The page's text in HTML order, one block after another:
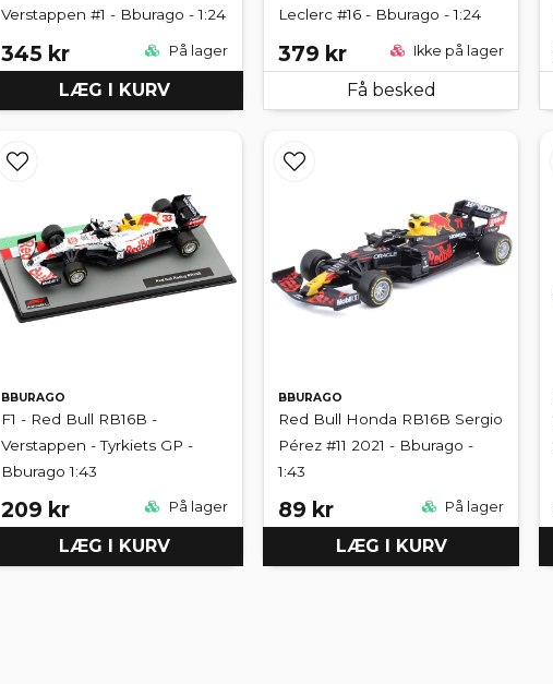
Verstappen #1 - Bburago - 1:24
345 kr På lager
LÆG I KURV
Leclerc #16 - Bburago - 1:24
379 kr Ikke på lager
Få besked
BBURAGO
F1 - Red Bull RB16B -
Verstappen - Tyrkiets GP -
Bburago 1:43
209 kr På lager
LÆG I KURV
BBURAGO
Red Bull Honda RB16B Sergio
Pérez #11 2021 - Bburago -
1:43
89 kr På lager
LÆG I KURV